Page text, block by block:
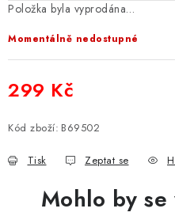
Položka byla vyprodána…
Momentálně nedostupné
299 Kč
Kód zboží: B69502
Tisk Zeptat se
Mohlo by